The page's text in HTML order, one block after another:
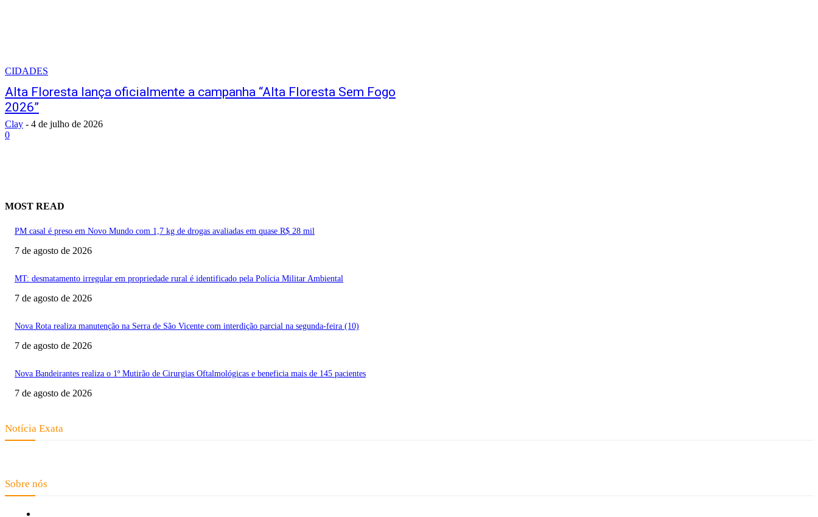
CIDADES
Alta Floresta lança oficialmente a campanha “Alta Floresta Sem Fogo
2026”
Clay - 4 de julho de 2026
0
MOST READ
PM casal é preso em Novo Mundo com 1,7 kg de drogas avaliadas em quase R$ 28 mil
7 de agosto de 2026
MT: desmatamento irregular em propriedade rural é identificado pela Polícia Militar Ambiental
7 de agosto de 2026
Nova Rota realiza manutenção na Serra de São Vicente com interdição parcial na segunda-feira (10)
7 de agosto de 2026
Nova Bandeirantes realiza o 1º Mutirão de Cirurgias Oftalmológicas e beneficia mais de 145 pacientes
7 de agosto de 2026
Notícia Exata
Sobre nós